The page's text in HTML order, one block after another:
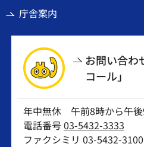
庁舎案内
お問い合わ
コール」
年中無休 午前8時から午後
電話番号03-5432-3333
ファクシミリ 03-5432-3100